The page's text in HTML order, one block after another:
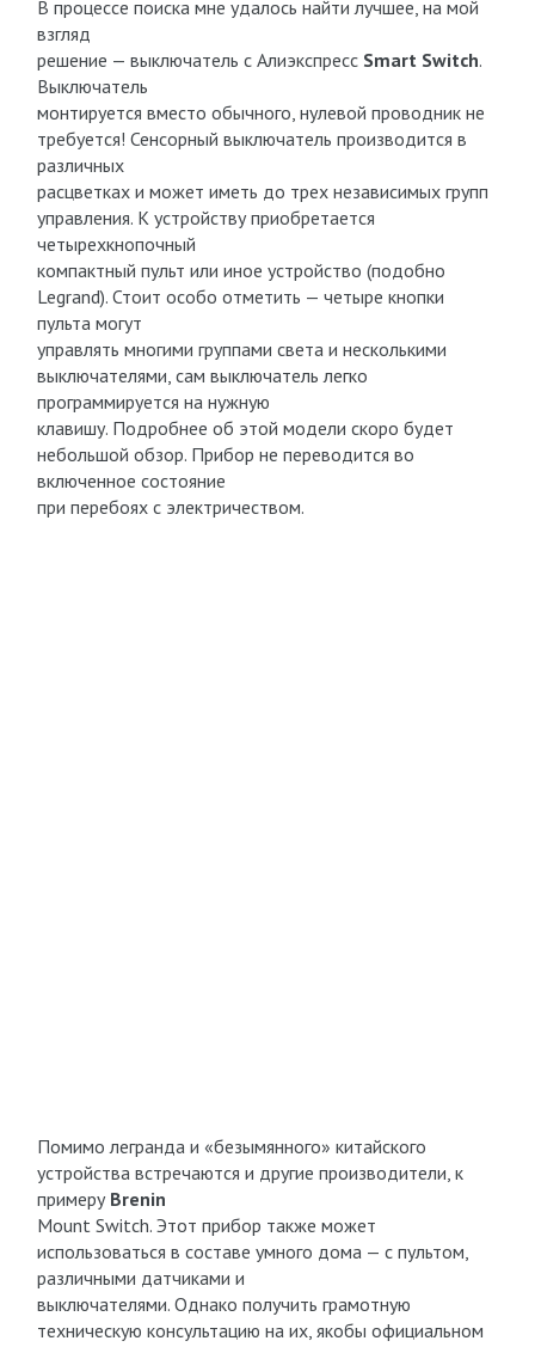
В процессе поиска мне удалось найти лучшее, на мой
взгляд
решение — выключатель с Алиэкспресс Smart Switch.
Выключатель
монтируется вместо обычного, нулевой проводник не
требуется! Сенсорный выключатель производится в
различных
расцветках и может иметь до трех независимых групп
управления. К устройству приобретается
четырехкнопочный
компактный пульт или иное устройство (подобно
Legrand). Стоит особо отметить — четыре кнопки
пульта могут
управлять многими группами света и несколькими
выключателями, сам выключатель легко
программируется на нужную
клавишу. Подробнее об этой модели скоро будет
небольшой обзор. Прибор не переводится во
включенное состояние
при перебоях с электричеством.
Помимо легранда и «безымянного» китайского
устройства встречаются и другие производители, к
примеру Brenin
Mount Switch. Этот прибор также может
использоваться в составе умного дома — с пультом,
различными датчиками и
выключателями. Однако получить грамотную
техническую консультацию на их, якобы официальном